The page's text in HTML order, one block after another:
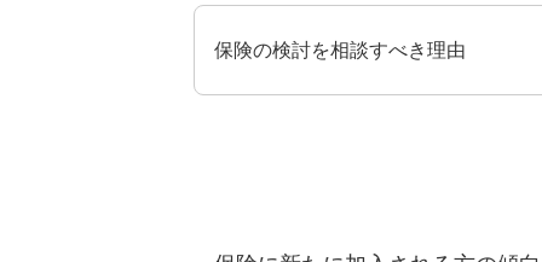
保険の検討を相談すべき理由